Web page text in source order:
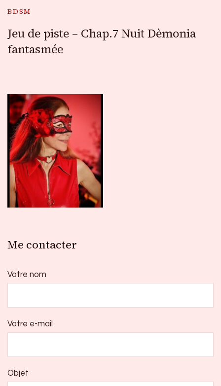
BDSM
Jeu de piste – Chap.7 Nuit Dèmonia
fantasmée
Me contacter
Votre nom
Votre e-mail
Objet